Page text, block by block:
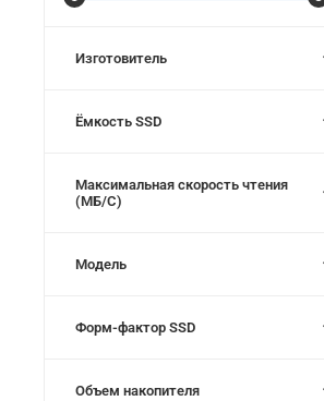
Изготовитель
Ёмкость SSD
Максимальная скорость чтения
(МБ/С)
Модель
Форм-фактор SSD
Объем накопителя